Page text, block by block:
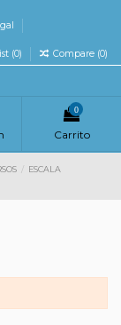
(0) Compare (0)
0
Carrito
ESCALA